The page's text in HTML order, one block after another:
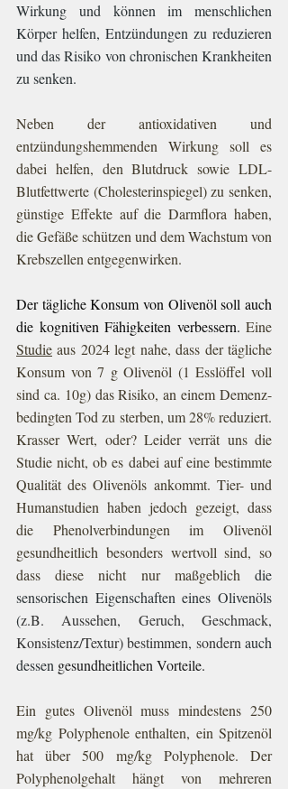
Wirkung und können im menschlichen
Körper helfen, Entzündungen zu reduzieren
und das Risiko von chronischen Krankheiten
zu senken.
Neben der antioxidativen und
entzündungshemmenden Wirkung soll es
dabei helfen, den Blutdruck sowie LDL-
Blutfettwerte (Cholesterinspiegel) zu senken,
günstige Effekte auf die Darmflora haben,
die Gefäße schützen und dem Wachstum von
Krebszellen entgegenwirken.
Der tägliche Konsum von Olivenöl soll auch
die kognitiven Fähigkeiten verbessern.
Studie aus 2024 legt nahe, dass der tägliche
Konsum von 7 g Olivenöl (1 Esslöffel voll
sind ca. 10g) das Risiko, an einem Demenz-
bedingten Tod zu sterben, um 28% reduziert.
Krasser Wert, oder? Leider verrät uns die
Studie nicht, ob es dabei auf eine bestimmte
Qualität des Olivenöls ankommt. Tier- und
Humanstudien haben jedoch gezeigt, dass
die Phenolverbindungen im Olivenöl
gesundheitlich besonders wertvoll sind, so
dass diese nicht nur maßgeblich die
sensorischen Eigenschaften eines Olivenöls
(z.B. Aussehen, Geruch, Geschmack,
Konsistenz/Textur) bestimmen, sondern auch
dessen gesundheitlichen Vorteile.
Ein gutes Olivenöl muss mindestens 250
mg/kg Polyphenole enthalten, ein Spitzenöl
hat über 500 mg/kg Polyphenole. Der
Polyphenolgehalt hängt von mehreren